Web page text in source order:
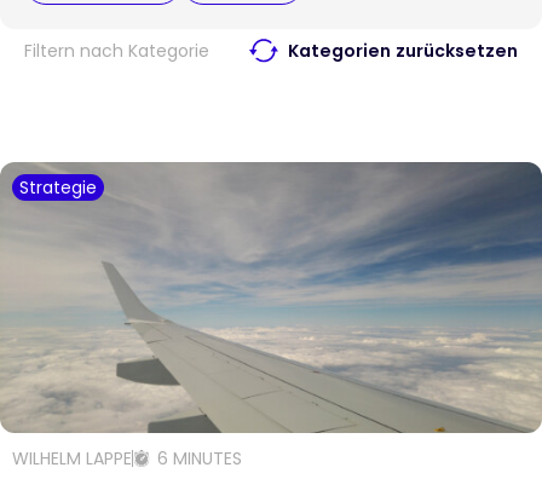
Filtern nach Kategorie Kategorien zurücksetzen
Strategie
WILHELM LAPPE 6 MINUTES